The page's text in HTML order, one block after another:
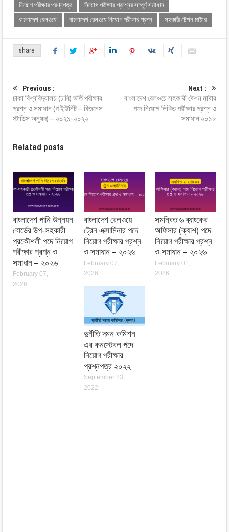
নিয়োগ পরীক্ষার প্রশ্নপত্র
নিয়োগ পরীক্ষার প্রশ্নের সম্পূর্ণ সমাধান
বাংলাদেশ রেলওয়ে
বাংলাদেশ রেলওয়ে নিয়োগ পরীক্ষার প্রশ্ন সহকারী ষ্টেশন মাষ্টার
share
Previous :
ঢাকা বিশ্ববিদ্যালয় (ঢাবি) ভর্তি পরীক্ষার
প্রশ্ন ও সমাধান (গ ইউনিট – বিজনেস
স্টাডিস অনুষদ) – ২০২১-২০২২
Next :
বাংলাদেশ রেলওয়ে সহকারী ষ্টেশন মাষ্টার
পদে নিয়োগ লিখিত পরীক্ষার প্রশ্ন ও
সমাধান ২০১৮
Related posts
বাংলাদেশ পানি উন্নয়ন
বোর্ডের উপ-সহকারী
প্রকৌশলী পদে নিয়োগ
পরীক্ষার প্রশ্ন ও
সমাধান – ২০২৬
February 07,
2026
বাংলাদেশ রেলওয়ে
ট্রেন এক্সামিনার পদে
নিয়োগ পরীক্ষার প্রশ্ন
ও সমাধান – ২০২৬
February 07,
2026
সমন্বিত ৬ ব্যাংকের
অফিসার (ক্যাশ) পদে
নিয়োগ পরীক্ষার প্রশ্ন
ও সমাধান – ২০২৬
February 01,
2026
দুর্নীতি দমন কমিশন
এর কনস্টেবল পদে
নিয়োগ পরীক্ষার
প্রশ্নপত্র ২০২২
September 23,
2022